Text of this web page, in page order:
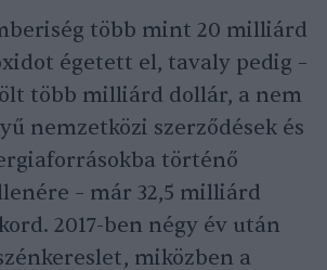
több mint 20 milliárd
égetett el, tavaly pedig –
több milliárd dollár, a nem
nemzetközi szerződések és
történő
– már 32,5 milliárd
2017-ben négy év után
miközben a